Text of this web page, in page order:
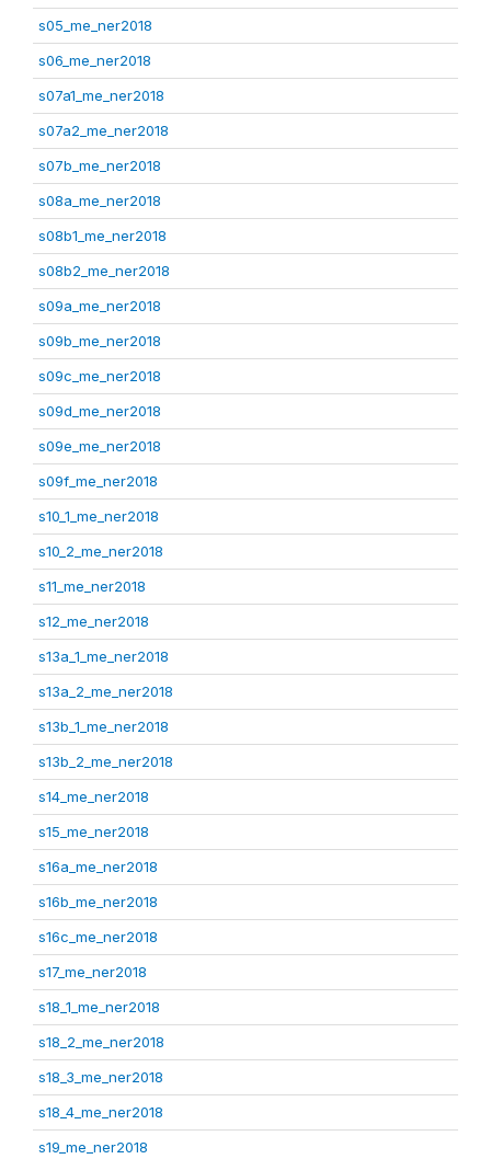
s05_me_ner2018
s06_me_ner2018
s07a1_me_ner2018
s07a2_me_ner2018
s07b_me_ner2018
s08a_me_ner2018
s08b1_me_ner2018
s08b2_me_ner2018
s09a_me_ner2018
s09b_me_ner2018
s09c_me_ner2018
s09d_me_ner2018
s09e_me_ner2018
s09f_me_ner2018
s10_1_me_ner2018
s10_2_me_ner2018
s11_me_ner2018
s12_me_ner2018
s13a_1_me_ner2018
s13a_2_me_ner2018
s13b_1_me_ner2018
s13b_2_me_ner2018
s14_me_ner2018
s15_me_ner2018
s16a_me_ner2018
s16b_me_ner2018
s16c_me_ner2018
s17_me_ner2018
s18_1_me_ner2018
s18_2_me_ner2018
s18_3_me_ner2018
s18_4_me_ner2018
s19_me_ner2018